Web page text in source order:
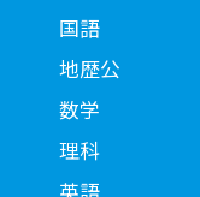
国語
地歴公
数学
理科